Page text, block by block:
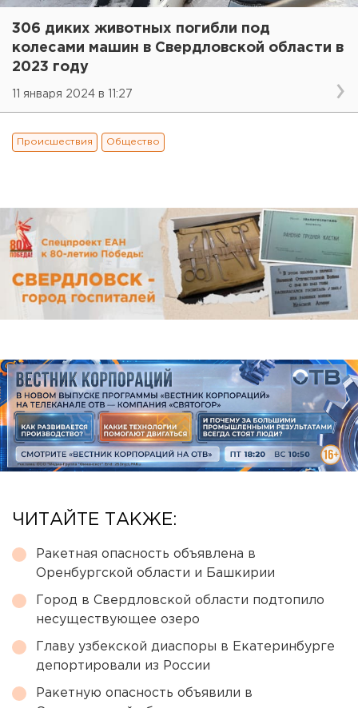
306 диких животных погибли под
колесами машин в Свердловской области в
2023 году
11 января 2024 в 11:27
Происшествия Общество
ЧИТАЙТЕ ТАКЖЕ:
Ракетная опасность объявлена в
Оренбургской области и Башкирии
Город в Свердловской области подтопило
несуществующее озеро
Главу узбекской диаспоры в Екатеринбурге
депортировали из России
Ракетную опасность объявили в